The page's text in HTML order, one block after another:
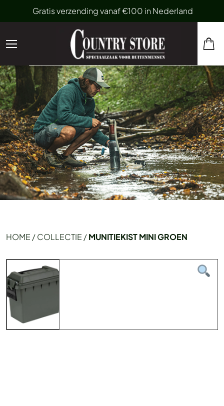
Gratis verzending vanaf €100 in Nederland
HOME /COLLECTIE /MUNITIEKIST MINI GROEN